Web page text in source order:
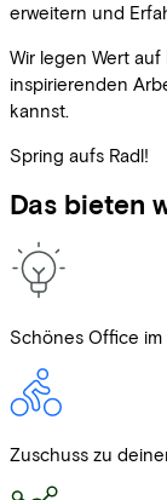
erweitern und
Wir legen Wert
inspirierenden
kannst.
Spring aufs Radl!
Das bieten
Schönes Office im
Zuschuss zu